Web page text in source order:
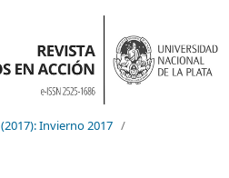
Invierno 2017 /